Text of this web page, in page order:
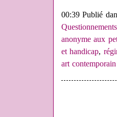
00:39 Publié
Questionnements
anonyme aux
et handicap,
art contemporain